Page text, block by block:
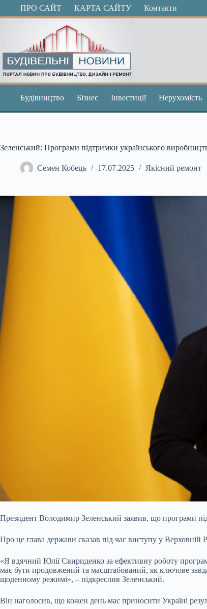
ПерейтиПРО САЙТ КАРТА САЙТУ Контакти
Будівництво Бізнес Інвестиції Нерухомість
Зеленський: Програми підтримки українського
Семен Кобець 17.07.2025 Якісний ремонт
Президент Володимир Зеленський заявив, що програми
Про це глава держави сказав під час виступу у Верховній
«Я вдячний Юлії Свириденко за ефективну роботу
має бути продовжений та масштабований, як ключове
щоденному режимі», – підкреслив Зеленський.
Він наголосив, що кожен день має приносити Україні